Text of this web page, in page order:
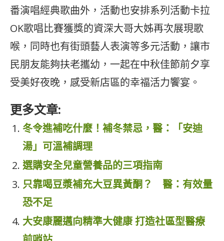
番演唱經典歌曲外，活動也安排系列活動卡拉
OK歌唱比賽獲獎的資深大哥大姊再次展現歌
喉，同時也有街頭藝人表演等多元活動，讓市
民朋友能夠扶老攜幼，一起在中秋佳節前夕享
受美好夜晚，感受新店區的幸福活力饗宴。
更多文章:
冬令進補吃什麼！補冬禁忌，醫：「安迪
湯」可溫補調理
選購安全兒童營養品的三項指南
只靠喝豆漿補充大豆異黃酮？ 醫：有效量
恐不足
大安康麗邁向精準大健康 打造社區型醫療